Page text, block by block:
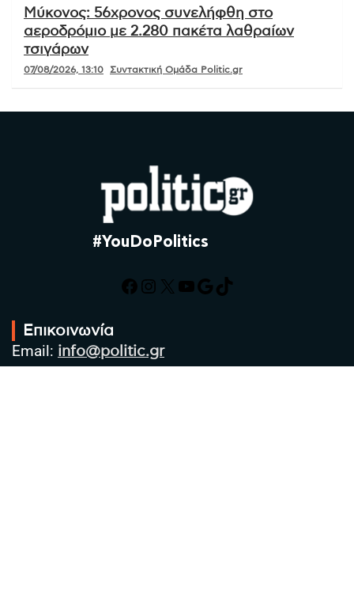
Μύκονος: 56χρονος συνελήφθη στο
αεροδρόμιο με 2.280 πακέτα λαθραίων
τσιγάρων
07/08/2026, 13:10 Συντακτική Ομάδα Politic.gr
#YouDoPolitics
Facebook
Instagram
X YouTube
Google
TikTok
Επικοινωνία
Email: info@politic.gr
Τηλ: